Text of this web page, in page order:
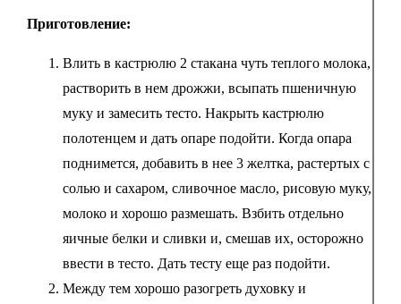
Приготовление:
Влить в кастрюлю 2 стакана чуть теплого молока,
растворить в нем дрожжи, всыпать пшеничную
муку и замесить тесто. Накрыть кастрюлю
полотенцем и дать опаре подойти. Когда опара
поднимется, добавить в нее 3 желтка, растертых с
солью и сахаром, сливочное масло, рисовую муку,
молоко и хорошо размешать. Взбить отдельно
яичные белки и сливки и, смешав их, осторожно
ввести в тесто. Дать тесту еще раз подойти.
Между тем хорошо разогреть духовку и